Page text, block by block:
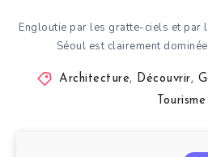
Engloutie par les gratte-ciels et par
Séoul est clairement
Architecture, Découvrir,
Tourisme